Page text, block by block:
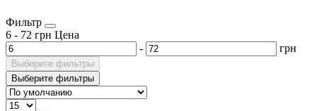
Фильтр
6 - 72 грн Цена
-
грн
Выберите фильтры
Выберите фильтры